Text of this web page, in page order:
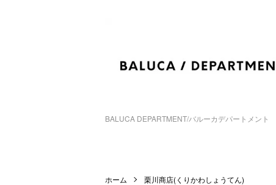
BALUCA DEPARTMENT/バルーカデパートメント
ホーム 栗川商店(くりかわしょうてん)